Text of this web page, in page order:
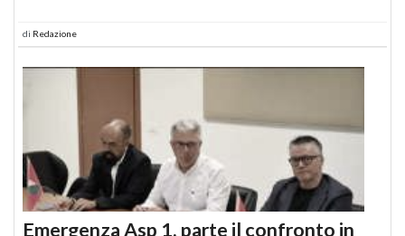
di Redazione
Emergenza Asp 1, parte il confronto in